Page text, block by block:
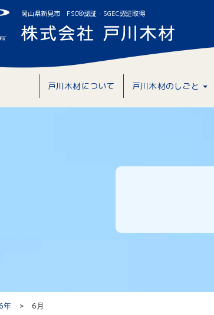
岡山県新見市 FSC®認証・SGEC認証取得
戸川木材について 戸川木材のしごと
年 > 6月